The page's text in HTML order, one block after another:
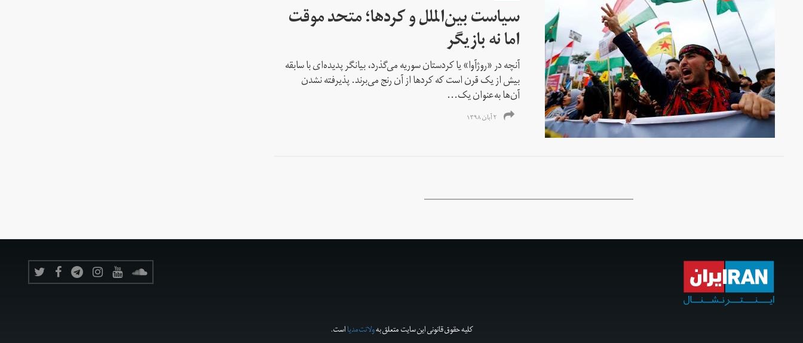
سیاست بین‌الملل و کردها؛ متحد موقت
اما نە بازیگر
آنچە در «روژآوا» یا کردستان سوریە می‌گذرد، بیانگر پدیدەای با سابقە
بیش از یک قرن است کە کردها از آن رنج می‌برند. پذیرفته نشدن
آن‌ها به‌عنوان یک...
۲ آبان ۱۳۹۸
کلیه حقوق قانونی این سایت متعلق بهولانت‌مدیااست.